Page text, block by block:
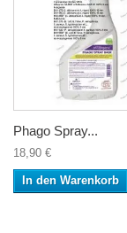
Phago Spray...
18,90 €
In den Warenkorb